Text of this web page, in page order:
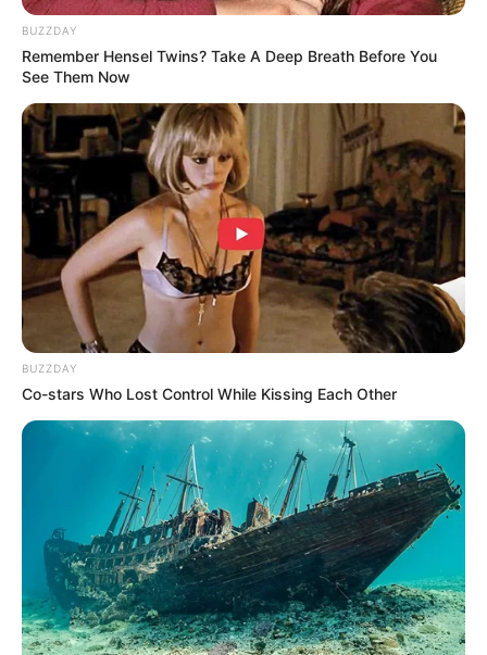
Laras Kinanda Nyimas Ratu Rafa
Shenina Cinnamon Megan Domani
Beby Tsabina Salshabilla Adriani
TULIS KOMENTAR
Alamat email Anda tidak akan dipublikasikan. Ruas yang wajib ditandai
BUZZDAY
Remember Hensel Twins? Take A Deep Breath Before You
See Them Now
BUZZDAY
Co-stars Who Lost Control While Kissing Each Other